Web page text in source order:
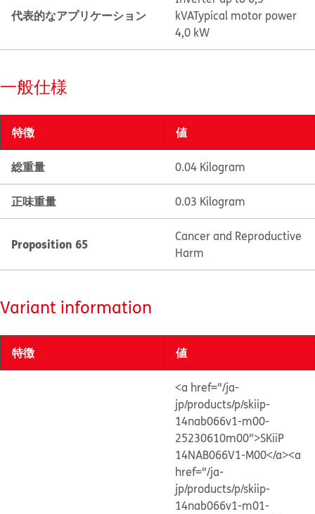
代表的なアプリケーション
kVATypical motor power
4,0 kW
一般仕様
特徴 値
総重量 0.04 Kilogram
正味重量 0.03 Kilogram
Proposition 65
Cancer and Reproductive
Harm
Variant information
特徴 値
<a href="/ja-
jp/products/p/skiip-
14nab066v1-m00-
25230610m00">SKiiP
14NAB066V1-M00</a><a
href="/ja-
jp/products/p/skiip-
14nab066v1-m01-